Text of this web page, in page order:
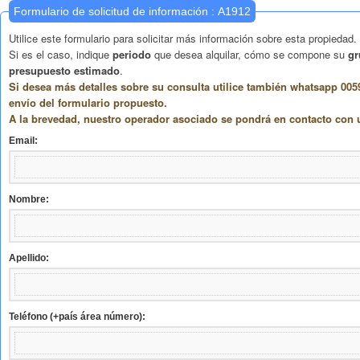
Formulario de solicitud de información : A1912
Utilice este formulario para solicitar más información sobre esta propiedad.
Si es el caso, indique periodo que desea alquilar, cómo se compone su
presupuesto estimado.
Si desea más detalles sobre su consulta utilice también whatsapp
envío del formulario propuesto.
A la brevedad, nuestro operador asociado se pondrá en contacto con
Email:
Nombre:
Apellido:
Teléfono (+país área número):